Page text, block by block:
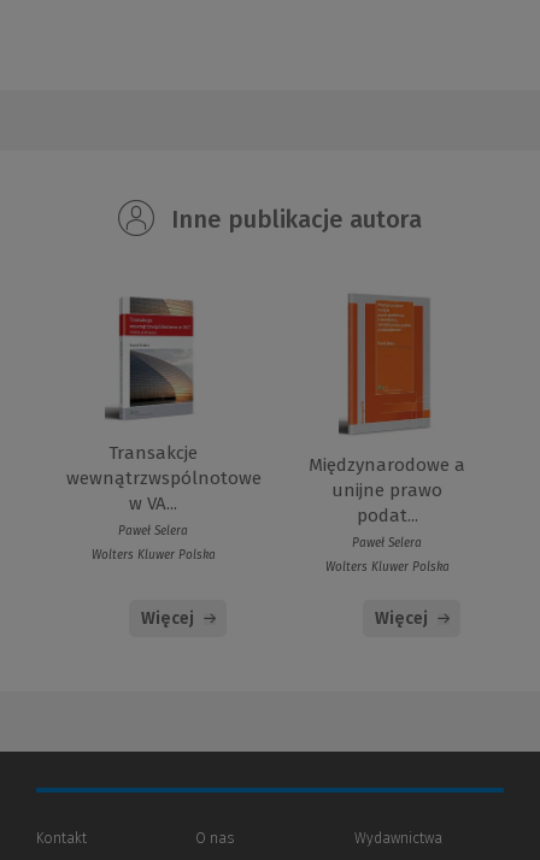
Inne publikacje autora
Transakcje
wewnątrzwspólnotowe
w VA...
Paweł Selera
Wolters Kluwer Polska
Więcej
Międzynarodowe a
unijne prawo
podat...
Paweł Selera
Wolters Kluwer Polska
Więcej
Kontakt
O nas
Wydawnictwa